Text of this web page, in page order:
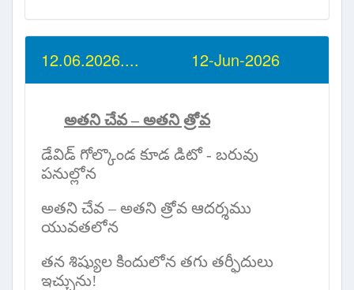
12.06.2026.... 12-Jun-2026
అతని చేవ – అతని త్రోవ
డేవిడ్ గోల్కొండ కూడ డిటో - బరువు
పనుల్లోన
అతని చేవ – అతని త్రోవ ఆదర్శము
యువతలోన
తన శిష్యుల కిందులోన తగు తర్ఫీదులు
ఇచ్చును!